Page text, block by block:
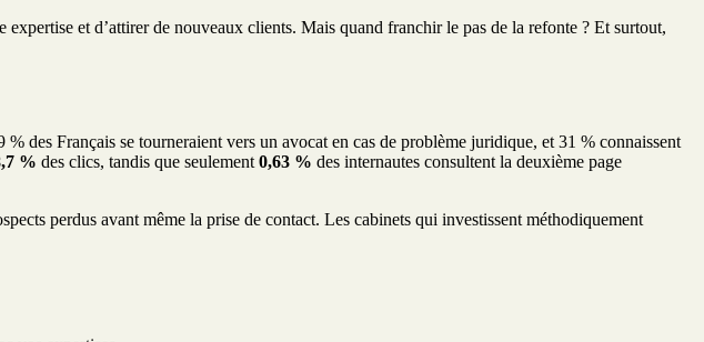
et d’attirer de nouveaux clients. Mais quand franchir le pas de la refonte ? Et surtout,
% des Français se tourneraient vers un avocat en cas de problème juridique, et 31 % connaissent
% des clics, tandis que seulement 0,63 % des internautes consultent la deuxième page
perdus avant même la prise de contact. Les cabinets qui investissent méthodiquement